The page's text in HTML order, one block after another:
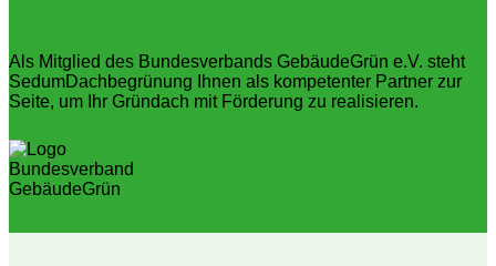
Als Mitglied des Bundesverbands GebäudeGrün e.V. steht
SedumDachbegrünung Ihnen als kompetenter Partner zur
Seite, um Ihr Gründach mit Förderung zu realisieren.